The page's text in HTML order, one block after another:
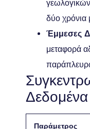
δύο χρόνια
Έμμεσες
μεταφορά
Δεδομένα
Παράμετρος